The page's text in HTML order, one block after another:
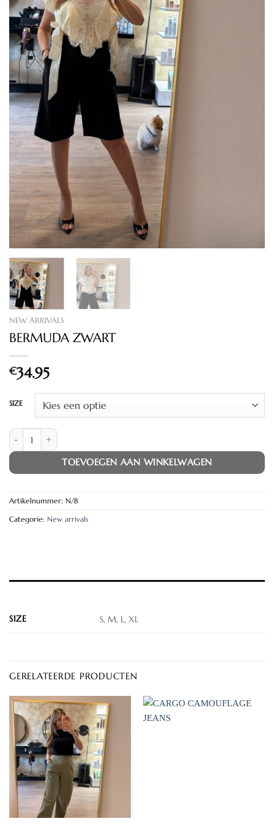
NEW ARRIVALS
BERMUDA ZWART
€34.95
SIZE
BERMUDA ZWART aantal
TOEVOEGEN AAN WINKELWAGEN
Artikelnummer: N/B
Categorie: New arrivals
SIZE S, M, L, XL
GERELATEERDE PRODUCTEN